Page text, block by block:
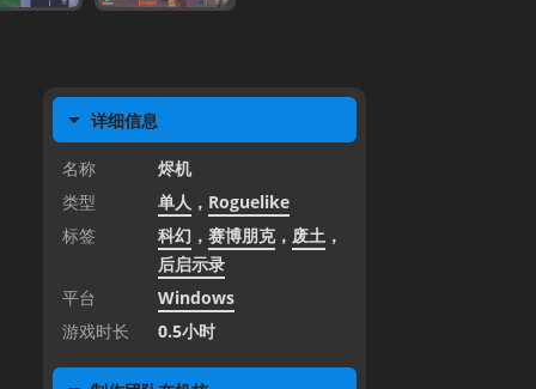
详细信息
名称
烬机
类型
单人 ， Roguelike
标签
科幻 ，赛博朋克， 废土 ，
后启示录
平台
Windows
游戏时长
0.5小时